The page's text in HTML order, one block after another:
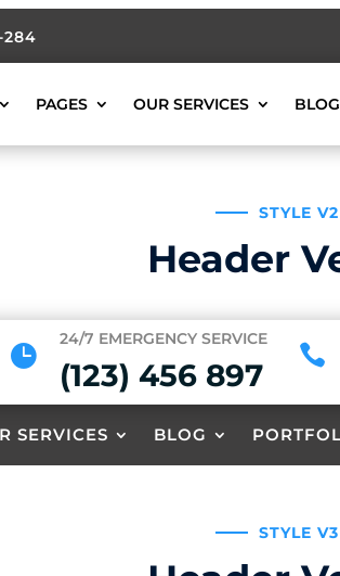
284
PAGES OUR SERVICES BLOG
STYLE V2
Header

24/7 EMERGENCY SERVICE
(123) 456 897

SERVICES BLOG
STYLE V3